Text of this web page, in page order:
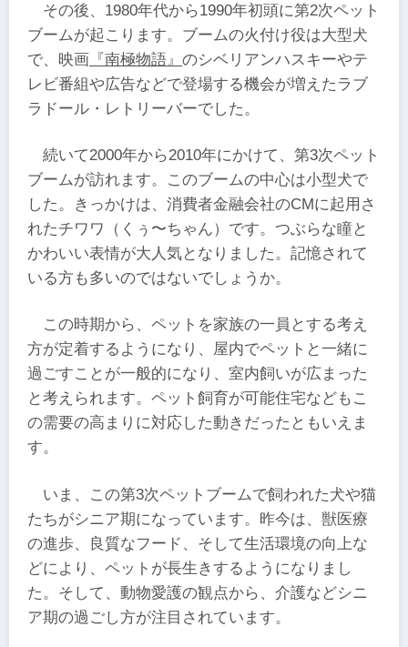
その後、1980年代から1990年初頭に第2次ペット
ブームが起こります。ブームの火付け役は大型犬
で、映画 『南極物語』 のシベリアンハスキーやテ
レビ番組や広告などで登場する機会が増えたラブ
ラドール・レトリーバーでした。
続いて2000年から2010年にかけて、第3次ペット
ブームが訪れます。このブームの中心は小型犬で
した。きっかけは、消費者金融会社のCMに起用さ
れたチワワ（くぅ〜ちゃん）です。つぶらな瞳と
かわいい表情が大人気となりました。記憶されて
いる方も多いのではないでしょうか。
この時期から、ペットを家族の一員とする考え
方が定着するようになり、屋内でペットと一緒に
過ごすことが一般的になり、室内飼いが広まった
と考えられます。ペット飼育が可能住宅などもこ
の需要の高まりに対応した動きだったともいえま
す。
いま、この第3次ペットブームで飼われた犬や猫
たちがシニア期になっています。昨今は、獣医療
の進歩、良質なフード、そして生活環境の向上な
どにより、ペットが長生きするようになりまし
た。そして、動物愛護の観点から、介護などシニ
ア期の過ごし方が注目されています。